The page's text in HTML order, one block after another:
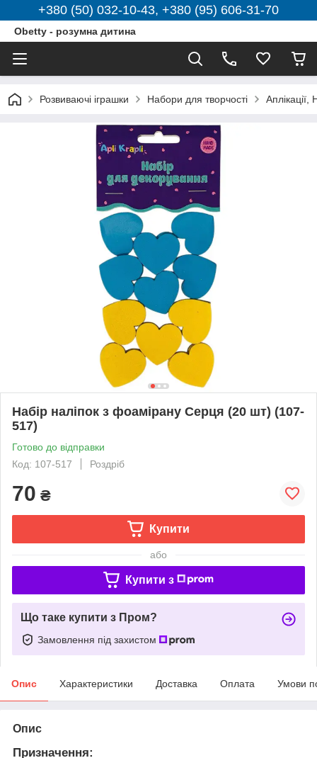
+380 (50) 032-10-43, +380 (95) 606-31-70
Obetty - розумна дитина
Розвиваючі іграшки Набори для творчості Аплікації,
Набір наліпок з фоамірану Серця (20 шт) (107-
517)
Готово до відправки
Код: 107-517
Роздріб
70 ₴
Купити
або
Купити з
Що таке купити з Пром?
Замовлення під захистом
Опис Характеристики Доставка Оплата Умови
Опис
Призначення: